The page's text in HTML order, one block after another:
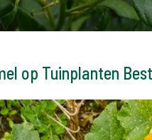
op Tuinplanten